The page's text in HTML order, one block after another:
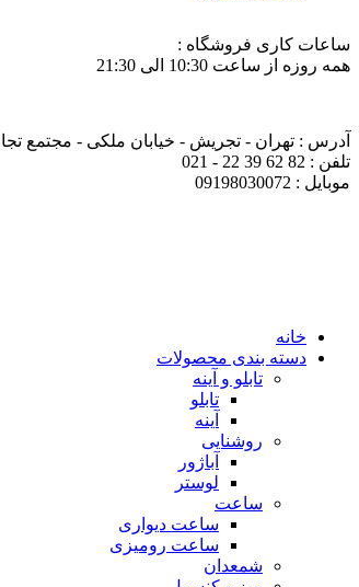
ساعات کاری فروشگاه :
همه روزه از ساعت 10:30 الی 21:30
آدرس : تهران - تجریش - خیابان ملکی - مجتمع
تلفن : 82 62 39 22 - 021
موبایل : 09198030072
خانه
دسته بندی محصولات
تابلو و آینه
تابلو
آینه
روشنایی
آباژور
لوستر
ساعت
ساعت دیواری
ساعت رومیزی
شمعدان